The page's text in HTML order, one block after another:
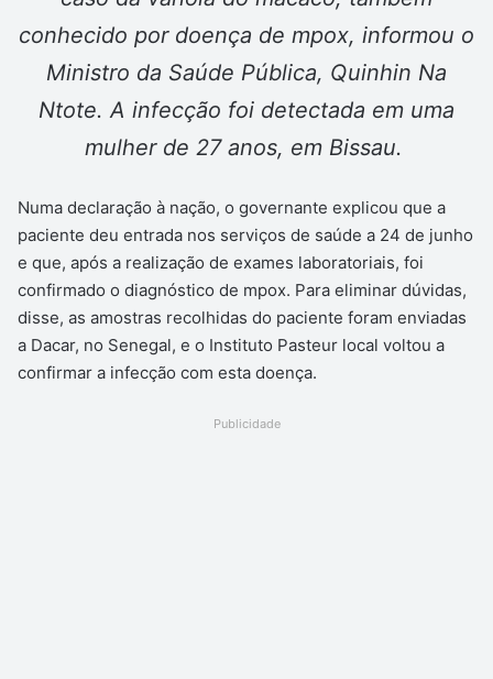
conhecido por doença de mpox, informou o
Ministro da Saúde Pública, Quinhin Na
Ntote. A infecção foi detectada em uma
mulher de 27 anos, em Bissau.
Numa declaração à nação, o governante explicou que a
paciente deu entrada nos serviços de saúde a 24 de junho
e que, após a realização de exames laboratoriais, foi
confirmado o diagnóstico de mpox. Para eliminar dúvidas,
disse, as amostras recolhidas do paciente foram enviadas
a Dacar, no Senegal, e o Instituto Pasteur local voltou a
confirmar a infecção com esta doença.
Publicidade